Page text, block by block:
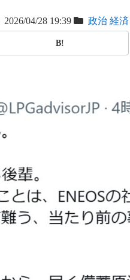
2026/04/28 19:39 政治 経済
B!